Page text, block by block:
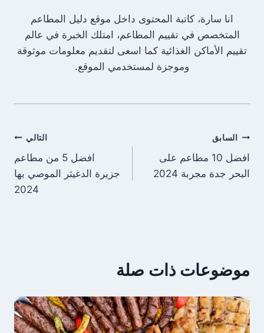
انا سارة، كاتبة المحتوى داخل موقع دليل المطاعم
المتخصص في تقييم المطاعم، امتلك الخبرة في عالم
تقييم الأماكن الغذائية كما اسعى لتقديم معلومات موثوقة
وموجزة لمستخدمي الموقع.
تصفّح
المقالات
السابق
افضل 10 مطاعم على
البحر جدة مجربة 2024
التالي
افضل 5 من مطاعم
جزيرة الدغيثر الموصي بها
2024
موضوعات ذات صلة